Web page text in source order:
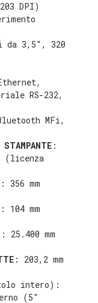
DPI)
3,5″, 320
RS-232,
MFi,
:
(licenza
: 356 mm
104 mm
25.400 mm
: 203,2 mm
intero):
(5″